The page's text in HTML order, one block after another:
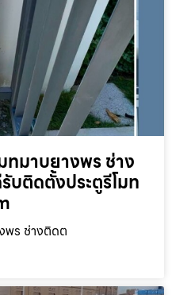
ทมาบยางพร ช่าง
บติดตั้งประตูรีโมท
พร ช่างติดต